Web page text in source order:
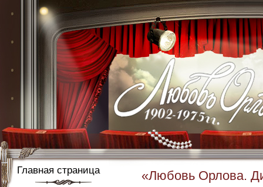
Главная страница «Любовь Орлова.